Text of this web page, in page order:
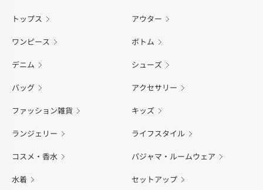
トップス アウター
ワンピース ボトム
デニム シューズ
バッグ アクセサリー
ファッション雑貨 キッズ
ランジェリー ライフスタイル
コスメ・香水 パジャマ・ルームウェア
水着 セットアップ